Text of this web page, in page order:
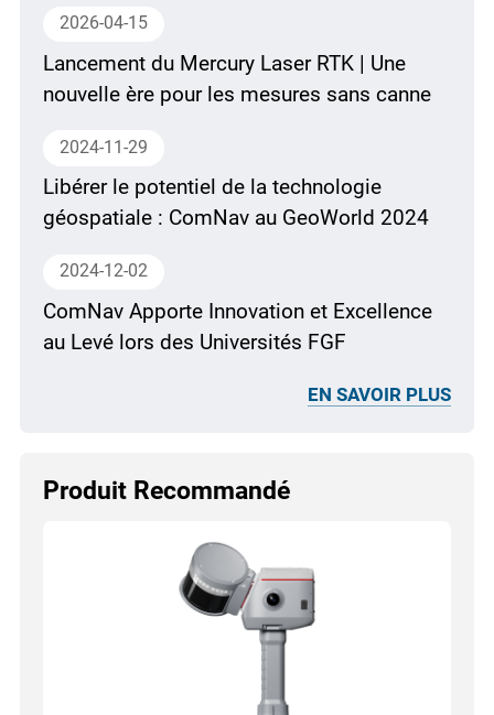
2026-04-15
Lancement du Mercury Laser RTK | Une
nouvelle ère pour les mesures sans canne
2024-11-29
Libérer le potentiel de la technologie
géospatiale : ComNav au GeoWorld 2024
2024-12-02
ComNav Apporte Innovation et Excellence
au Levé lors des Universités FGF
EN SAVOIR PLUS
Produit Recommandé